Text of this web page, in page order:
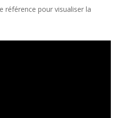
référence pour visualiser la